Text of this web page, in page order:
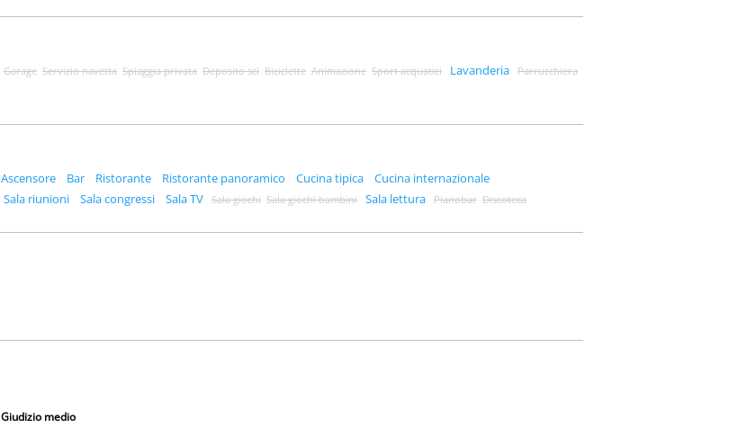
Garage Servizio navetta Spiaggia privata Deposito sci Biciclette Animazione Sport acquatici Lavanderia Parrucchiera
Ascensore Bar Ristorante Ristorante panoramico Cucina tipica Cucina internazionale
Sala riunioni Sala congressi Sala TV Sala giochi Sala giochi bambini Sala lettura Pianobar Discoteca
Giudizio medio